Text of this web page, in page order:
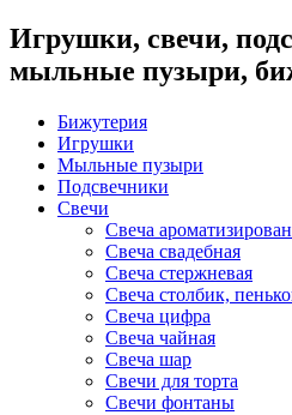
Игрушки, свечи,
мыльные пузыри,
Бижутерия
Игрушки
Мыльные пузыри
Подсвечники
Свечи
Свеча
Свеча свадебная
Свеча стержневая
Свеча столбик,
Свеча цифра
Свеча чайная
Свеча шар
Свечи для торта
Свечи фонтаны